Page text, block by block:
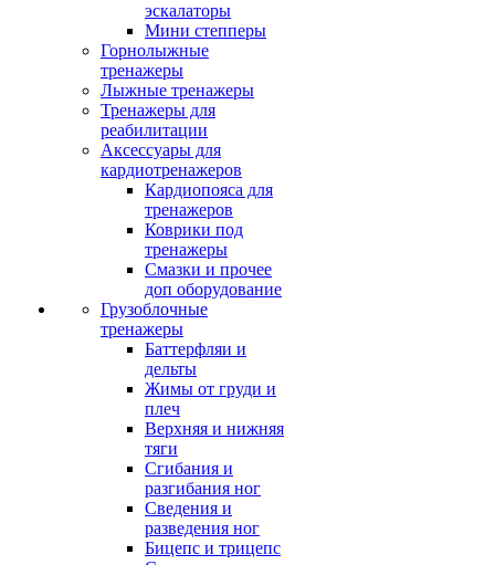
эскалаторы
Мини степперы
Горнолыжные
тренажеры
Лыжные тренажеры
Тренажеры для
реабилитации
Аксессуары для
кардиотренажеров
Кардиопояса для
тренажеров
Коврики под
тренажеры
Смазки и прочее
доп оборудование
Грузоблочные
тренажеры
Баттерфляи и
дельты
Жимы от груди и
плеч
Верхняя и нижняя
тяги
Сгибания и
разгибания ног
Сведения и
разведения ног
Бицепс и трицепс